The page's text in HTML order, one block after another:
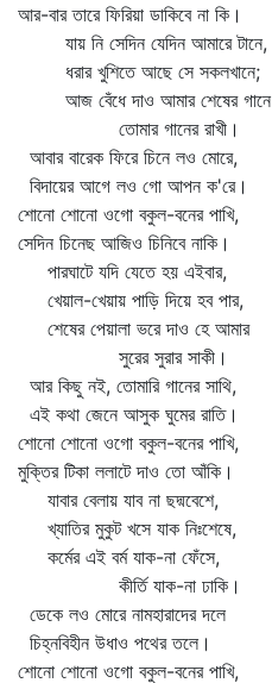
আর-বার তারে ফিরিয়া ডাকিবে না কি।
যায় নি সেদিন যেদিন আমারে টানে,
ধরার খুশিতে আছে সে সকলখানে;
আজ বেঁধে দাও আমার শেষের গানে
তোমার গানের রাখী।
আবার বারেক ফিরে চিনে লও মোরে,
বিদায়ের আগে লও গো আপন ক'রে।
শোনো শোনো ওগো বকুল-বনের পাখি,
সেদিন চিনেছ আজিও চিনিবে নাকি।
পারঘাটে যদি যেতে হয় এইবার,
খেয়াল-খেয়ায় পাড়ি দিয়ে হব পার,
শেষের পেয়ালা ভরে দাও হে আমার
সুরের সুরার সাকী।
আর কিছু নই, তোমারি গানের সাথি,
এই কথা জেনে আসুক ঘুমের রাতি।
শোনো শোনো ওগো বকুল-বনের পাখি,
মুক্তির টিকা ললাটে দাও তো আঁকি।
যাবার বেলায় যাব না ছদ্মবেশে,
খ্যাতির মুকুট খসে যাক নিঃশেষে,
কর্মের এই বর্ম যাক-না ফেঁসে,
কীর্তি যাক-না ঢাকি।
ডেকে লও মোরে নামহারাদের দলে
চিহ্নবিহীন উধাও পথের তলে।
শোনো শোনো ওগো বকুল-বনের পাখি,